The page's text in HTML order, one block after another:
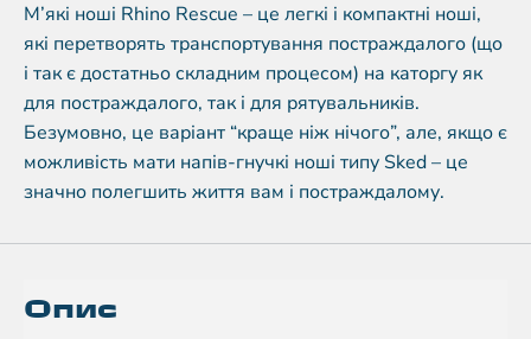
М’які ноші Rhino Rescue – це легкі і компактні ноші,
які перетворять транспортування постраждалого (що
і так є достатньо складним процесом) на каторгу як
для постраждалого, так і для рятувальників.
Безумовно, це варіант “краще ніж нічого”, але, якщо є
можливість мати напів-гнучкі ноші типу Sked – це
значно полегшить життя вам і постраждалому.
Опис